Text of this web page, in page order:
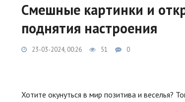
Смешные картинки и
поднятия настроения
23-03-2024, 00:26 51 0
Хотите окунуться в мир позитива и веселья?